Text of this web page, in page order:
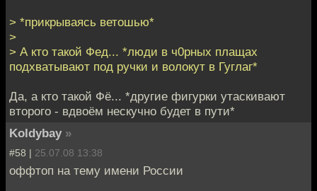
> *прикрываясь ветошью*
>
> А кто такой Фед... *люди в ч0рных плащах
подхватывают под ручки и волокут в Гуглаг*
Да, а кто такой Фё... *другие фигурки утаскивают
второго - вдвоём нескучно будет в пути*
Koldybay »
#58 | 25.07.08 13:38
оффтоп на тему имени России